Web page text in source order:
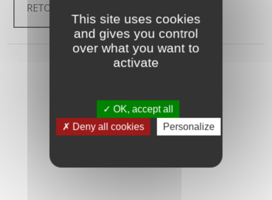
RETOUR
This site uses cookies
and gives you control
over what you want to
activate
OK, accept all
Deny all cookies
Personalize